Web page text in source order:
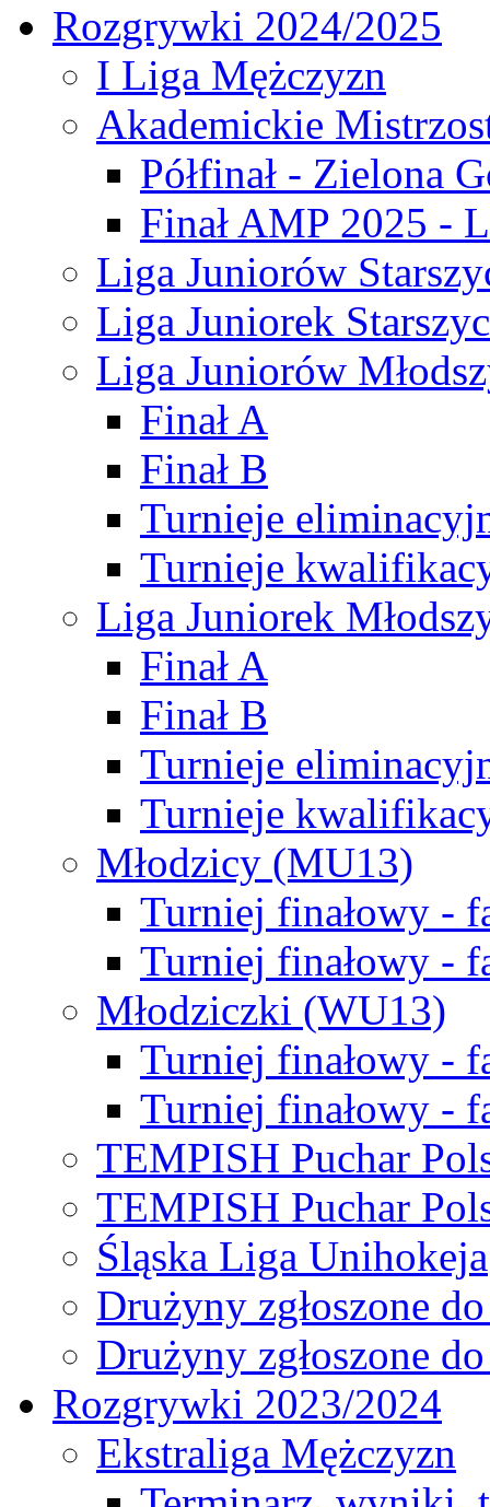
Rozgrywki 2024/2025
I Liga Mężczyzn
Akademickie
Półfinał - Zielona
Finał AMP 2025 -
Liga Juniorów
Liga Juniorek
Liga Juniorów
Finał A
Finał B
Turnieje
Turnieje
Liga Juniorek
Finał A
Finał B
Turnieje
Turnieje
Młodzicy (MU13)
Turniej finałowy -
Turniej finałowy -
Młodziczki (WU13)
Turniej finałowy -
Turniej finałowy -
TEMPISH Puchar
TEMPISH Puchar
Śląska Liga Unihokeja
Drużyny zgłoszone
Drużyny zgłoszone
Rozgrywki 2023/2024
Ekstraliga Mężczyzn